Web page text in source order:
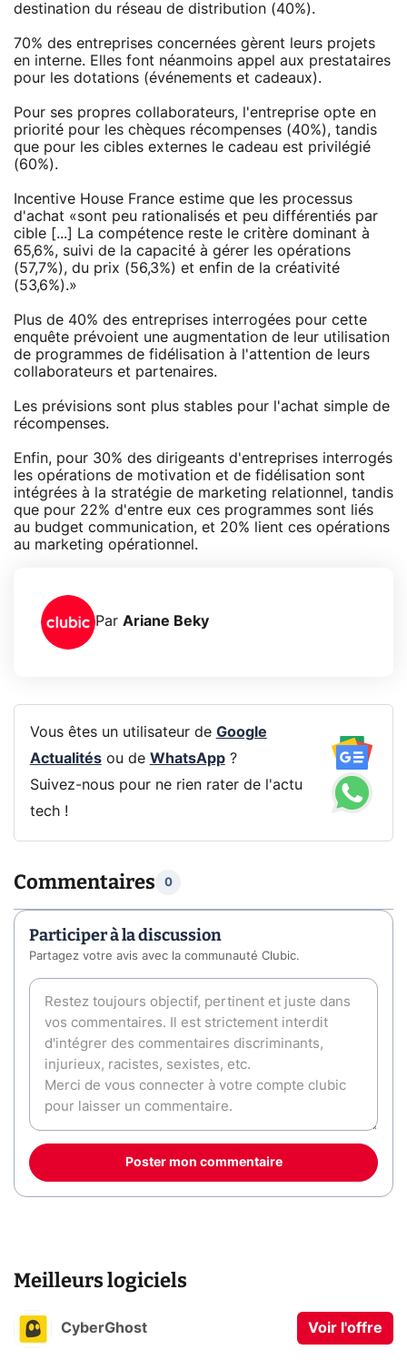
destination du réseau de distribution (40%).
70% des entreprises concernées gèrent leurs projets
en interne. Elles font néanmoins appel aux prestataires
pour les dotations (événements et cadeaux).
Pour ses propres collaborateurs, l'entreprise opte en
priorité pour les chèques récompenses (40%), tandis
que pour les cibles externes le cadeau est privilégié
(60%).
Incentive House France estime que les processus
d'achat «sont peu rationalisés et peu différentiés par
cible [...] La compétence reste le critère dominant à
65,6%, suivi de la capacité à gérer les opérations
(57,7%), du prix (56,3%) et enfin de la créativité
(53,6%).»
Plus de 40% des entreprises interrogées pour cette
enquête prévoient une augmentation de leur utilisation
de programmes de fidélisation à l'attention de leurs
collaborateurs et partenaires.
Les prévisions sont plus stables pour l'achat simple de
récompenses.
Enfin, pour 30% des dirigeants d'entreprises interrogés
les opérations de motivation et de fidélisation sont
intégrées à la stratégie de marketing relationnel, tandis
que pour 22% d'entre eux ces programmes sont liés
au budget communication, et 20% lient ces opérations
au marketing opérationnel.
Par Ariane Beky
Vous êtes un utilisateur de Google
Actualitésou de WhatsApp?
Suivez-nous pour ne rien rater de l'actu
tech !
Commentaires 0
Participer à la discussion
Partagez votre avis avec la communauté Clubic.
Poster mon commentaire
Meilleurs logiciels
CyberGhost Voir l'offre